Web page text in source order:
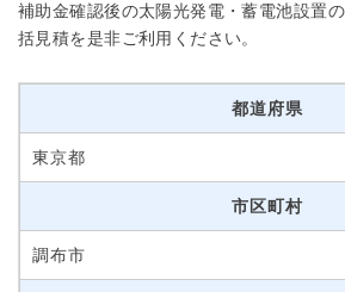
補助金確認後の太陽光発電・蓄電池設置
括見積を是非ご利用ください。
都道府県
東京都
市区町村
調布市